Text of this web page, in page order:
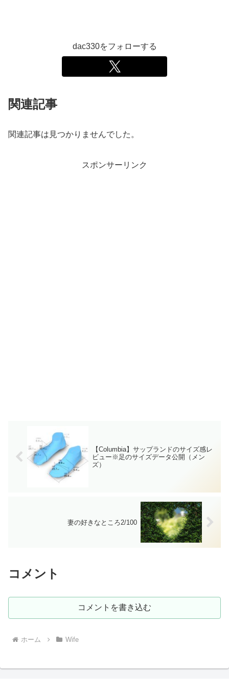
dac330をフォローする
関連記事
関連記事は見つかりませんでした。
スポンサーリンク
【Columbia】サップランドのサイズ感レ
ビュー※足のサイズデータ公開（メン
ズ）
妻の好きなところ2/100
コメント
コメントを書き込む
ホーム Wife